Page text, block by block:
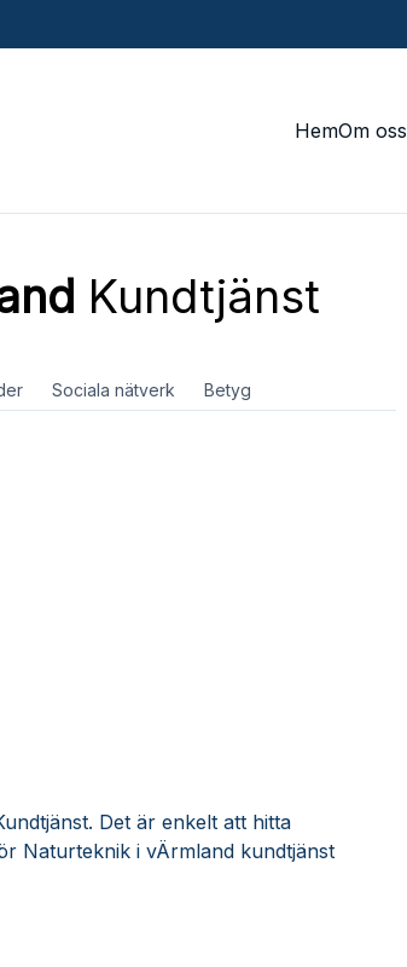
HemOm oss
Kundtjänst
Sociala nätverk Betyg
Det är enkelt att hitta
Naturteknik i vÄrmland kundtjänst